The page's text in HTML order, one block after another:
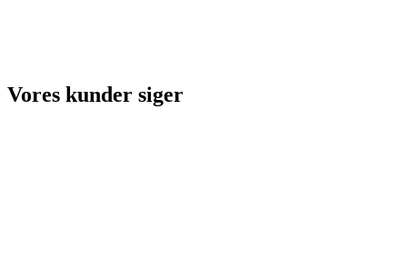
Vores kunder siger